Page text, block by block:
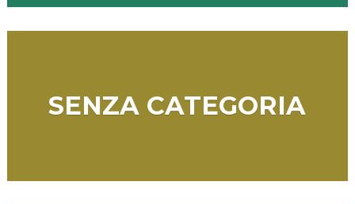
SENZA CATEGORIA